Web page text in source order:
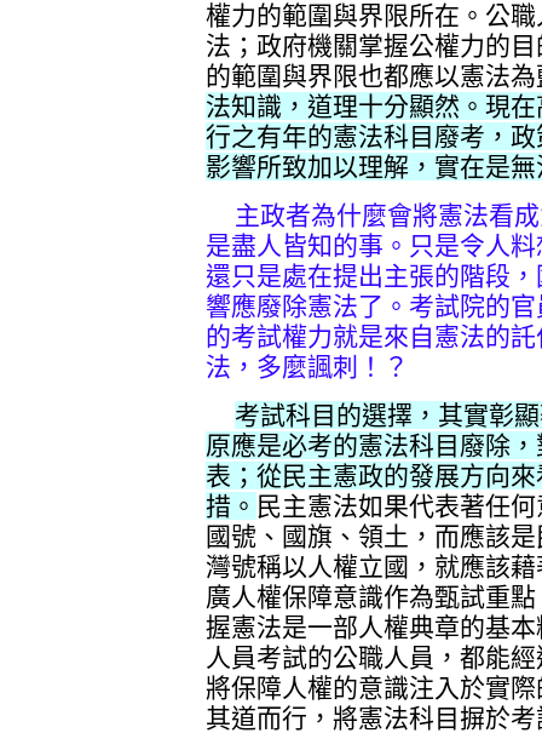
權力的範圍與界限所在。公
法；政府機關掌握公權力的
的範圍與界限也都應以憲法
法知識，道理十分顯然。現
行之有年的憲法科目廢考，
影響所致加以理解，實在是
主政者為什麼會將憲法看
是盡人皆知的事。只是令人
還只是處在提出主張的階段
響應廢除憲法了。考試院的
的考試權力就是來自憲法的
法，多麼諷刺！？
考試科目的選擇，其實彰
原應是必考的憲法科目廢除
表；從民主憲政的發展方向
措。 民主憲法如果代表著任
國號、國旗、領土，而應該
灣號稱以人權立國，就應該
廣人權保障意識作為甄試重
握憲法是一部人權典章的基
人員考試的公職人員，都能
將保障人權的意識注入於實
其道而行，將憲法科目摒於